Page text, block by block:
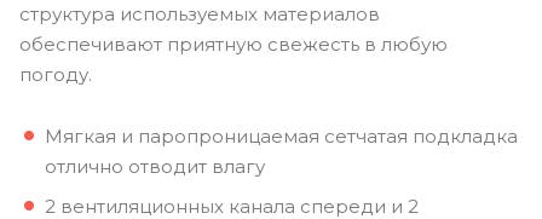
структура используемых материалов
обеспечивают приятную свежесть в любую
погоду.
Мягкая и паропроницаемая сетчатая подкладка
отлично отводит влагу
2 вентиляционных канала спереди и 2